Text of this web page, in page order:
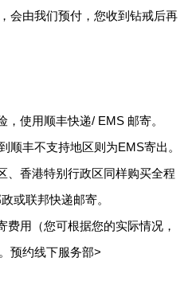
会由我们预付，您收到钻戒后再
使用顺丰快递/ EMS 邮寄。
顺丰不支持地区则为EMS寄出。
、香港特别行政区同样购买全程
或联邦快递邮寄。
费用（您可根据您的实际情况，
预约线下服务部>